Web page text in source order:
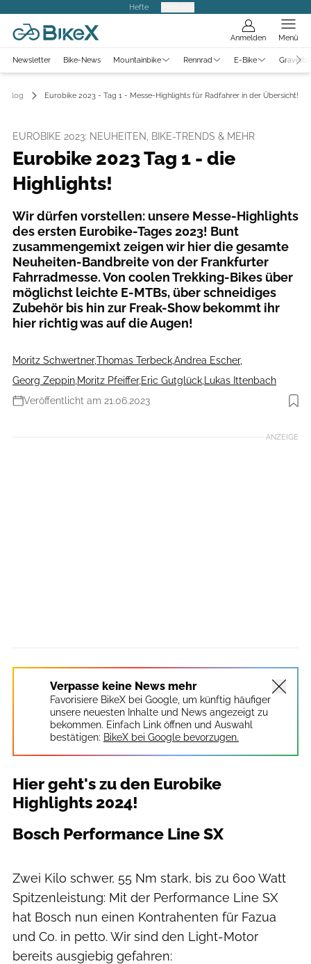
Hefte
Anmelden Menü
Newsletter Bike-News Mountainbike Rennrad E-Bike
Blog Eurobike 2023 - Tag 1 - Messe-Highlights für Radfahrer in der Übersicht!
EUROBIKE 2023: NEUHEITEN, BIKE-TRENDS & MEHR
Eurobike 2023 Tag 1 - die
Highlights!
Wir dürfen vorstellen: unsere Messe-Highlights
des ersten Eurobike-Tages 2023! Bunt
zusammengemixt zeigen wir hier die gesamte
Neuheiten-Bandbreite von der Frankfurter
Fahrradmesse. Von coolen Trekking-Bikes über
möglichst leichte E-MTBs, über schneidiges
Zubehör bis hin zur Freak-Show bekommt ihr
hier richtig was auf die Augen!
Moritz Schwertner,Thomas TerbeckAndrea Escher,
Georg Zeppin Moritz Pfeiffer, Eric Gutglück
Lukas Ittenbach
Veröffentlicht am 21.06.2023
Foto: Eurobike
ANZEIGE
Verpasse keine News mehr
Favorisiere BikeX bei Google, um künftig häufiger
unsere neuesten Inhalte und News angezeigt zu
bekommen. Einfach Link öffnen und Auswahl
bestätigen: BikeX bei Google bevorzugen.
Hier geht's zu den Eurobike
Highlights 2024!
Bosch Performance Line SX
Zwei Kilo schwer, 55 Nm stark, bis zu 600 Watt
Spitzenleistung: Mit der Performance Line SX
hat Bosch nun einen Kontrahenten für Fazua
und Co. in petto. Wir sind den Light-Motor
bereits ausgiebig gefahren: